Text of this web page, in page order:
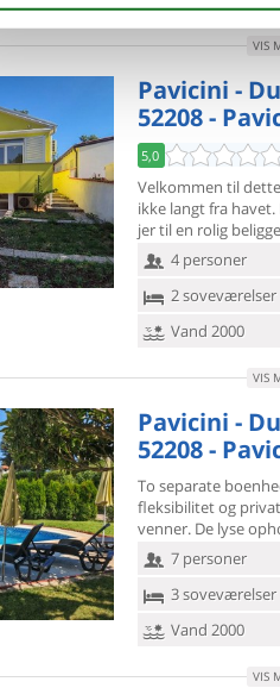
VIS
Pavicini -
52208 -
5,0
Velkommen til
ikke langt fra
jer til en rolig
4 personer
2 soveværelser
Vand 2000
VIS
Pavicini -
52208 -
To separate
fleksibilitet og
venner. De lyse
7 personer
3 soveværelser
Vand 2000
VIS